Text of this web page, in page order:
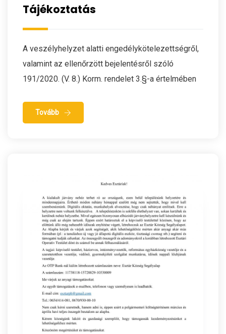
Tájékoztatás
A veszélyhelyzet alatti engedélykötelezettségről,
valamint az ellenőrzött bejelentésről szóló
191/2020. (V. 8.) Korm. rendelet 3.§-a értelmében
Tovább